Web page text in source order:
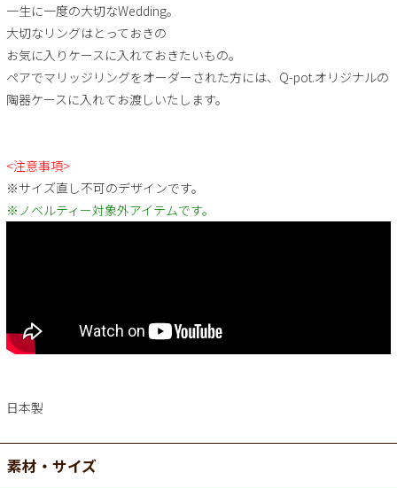
一生に一度の大切なWedding。
大切なリングはとっておきの
お気に入りケースに入れておきたいもの。
ペアでマリッジリングをオーダーされた方には、Q-pot.オリジナルの
陶器ケースに入れてお渡しいたします。
<注意事項>
※サイズ直し不可のデザインです。
※ノベルティー対象外アイテムです。
日本製
素材・サイズ